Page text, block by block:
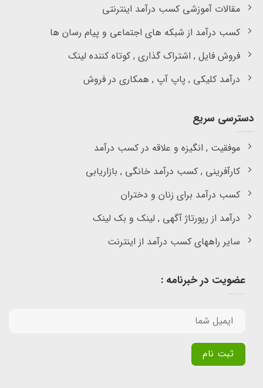
مقالات آموزشی کسب درآمد اینترنتی
کسب درآمد از شبکه های اجتماعی و پیام رسان ها
فروش فایل , اشتراک گذاری , کوتاه کننده لینک
درآمد کلیکی , پاپ آپ , همکاری در فروش
دسترسی سریع
موفقیت , انگیزه و علاقه در کسب درآمد
کارآفرینی , کسب درآمد خانگی , بازاریابی
کسب درآمد برای زنان و دختران
درآمد از رپورتاژ آگهی , لینک و بک لینک
سایر راههای کسب درآمد از اینترنت
عضویت در خبرنامه :